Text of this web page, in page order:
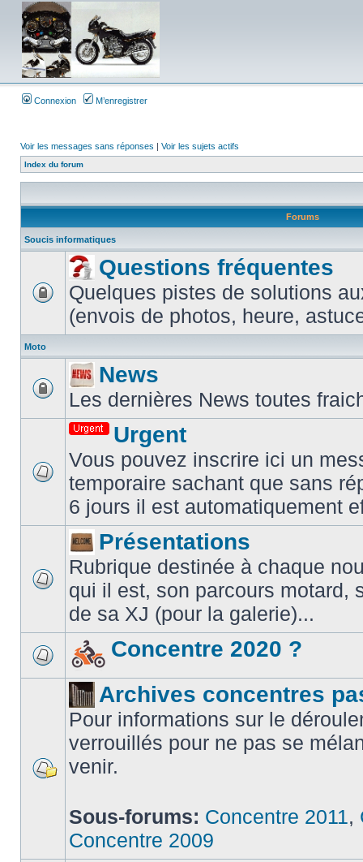
Connexion M’enregistrer
Voir les messages sans réponses | Voir les sujets actifs
Index du forum
Forums
Soucis informatiques
Questions fréquentes
Quelques pistes de solutions
(envois de photos, heure,
Moto
News
Les dernières News toutes
Urgent
Vous pouvez inscrire ici un
temporaire sachant que sans
6 jours il est automatiquement
Présentations
Rubrique destinée à chaque
qui il est, son parcours motard,
de sa XJ (pour la galerie)...
Concentre 2020 ?
Archives concentres
Pour informations sur le
verrouillés pour ne pas se
venir.
Sous-forums: Concentre 2011,
Concentre 2009